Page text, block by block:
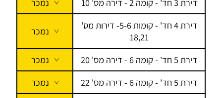
דירת 3 חד' - קומה 2 - דירה מס' 10
נמכר
דירת 4 חד' - קומות 5-6- דירות מס'
18,21
נמכר
דירת 5 חד' - קומה 6 - דירה מס' 20
נמכר
דירת 5 חד' - קומה 6 - דירה מס' 22
נמכר